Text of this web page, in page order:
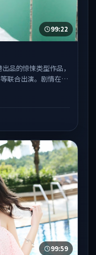
99:22
品的惊悚类型作品，
联合出演。剧情在人
事张力与视听质感。
剧与院线佳片的观众
99:59